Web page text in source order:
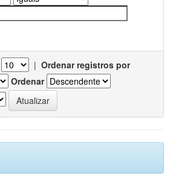
| Ordenar registros por
Ordenar